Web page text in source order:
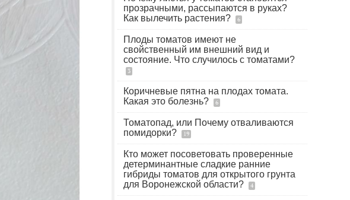
прозрачными, рассыпаются в руках?
Как вылечить растения?
6
Плоды томатов имеют не
свойственный им внешний вид и
состояние. Что случилось с томатами?
3
Коричневые пятна на плодах томата.
Какая это болезнь?
6
Томатопад, или Почему отваливаются
помидорки?
19
Кто может посоветовать проверенные
детерминантные сладкие ранние
гибриды томатов для открытого грунта
для Воронежской области?
4